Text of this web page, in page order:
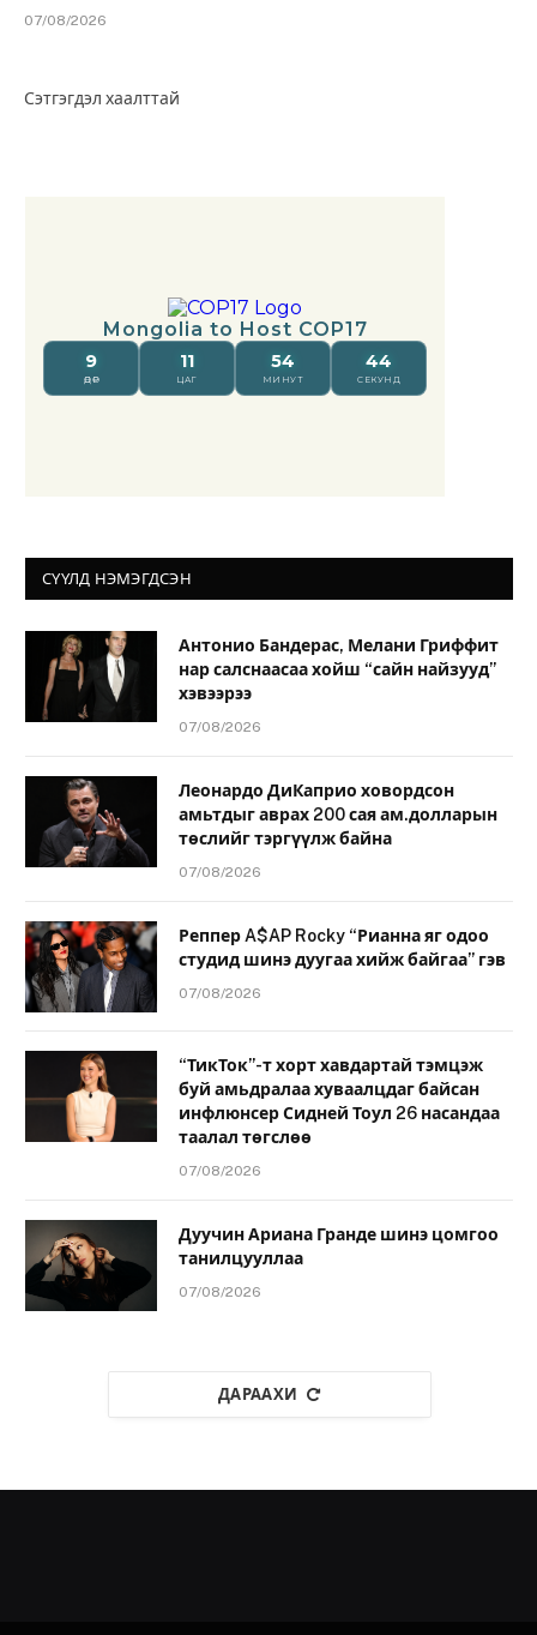
07/08/2026
Сэтгэгдэл хаалттай
СҮҮЛД НЭМЭГДСЭН
Антонио Бандерас, Мелани Гриффит
нар салснаасаа хойш “сайн найзууд”
хэвээрээ
07/08/2026
Леонардо ДиКаприо ховордсон
амьтдыг аврах 200 сая ам.долларын
төслийг тэргүүлж байна
07/08/2026
Реппер A$AP Rocky “Рианна яг одоо
студид шинэ дуугаа хийж байгаа” гэв
07/08/2026
“ТикТок”-т хорт хавдартай тэмцэж
буй амьдралаа хуваалцдаг байсан
инфлюнсер Сидней Тоул 26 насандаа
таалал төгслөө
07/08/2026
Дуучин Ариана Гранде шинэ цомгоо
танилцууллаа
07/08/2026
ДАРААХИ